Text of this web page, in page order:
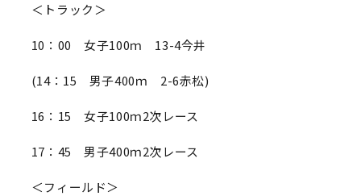
＜トラック＞
10：00 女子100ｍ 13-4今井
(14：15 男子400ｍ 2-6赤松)
16：15 女子100ｍ2次レース
17：45 男子400ｍ2次レース
＜フィールド＞